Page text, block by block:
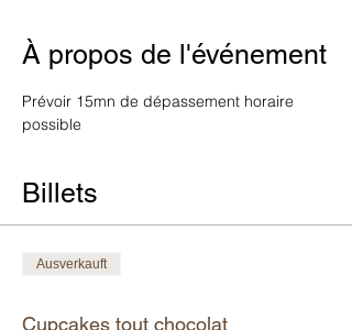
À propos de l'événement
Prévoir 15mn de dépassement horaire
possible
Billets
Ausverkauft
Cupcakes tout chocolat